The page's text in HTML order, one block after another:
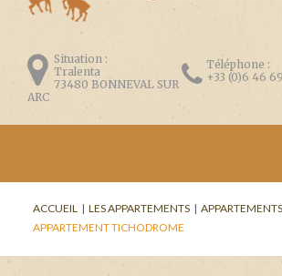
Situation :
Tralenta
73480 BONNEVAL SUR
ARC
Téléphone :
+33 (0)6 46
ACCUEIL | LES APPARTEMENTS |
APPARTEMENT TICHODROME
souvenir
de